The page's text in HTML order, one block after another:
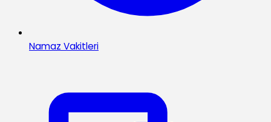
Namaz Vakitleri